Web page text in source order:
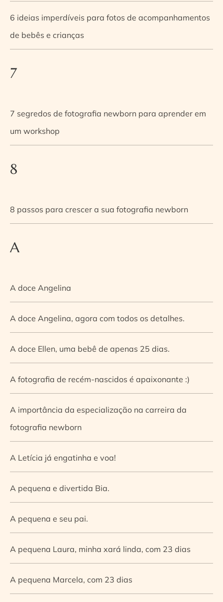
6 ideias imperdíveis para fotos de acompanhamentos
de bebês e crianças
7
7 segredos de fotografia newborn para aprender em
um workshop
8
8 passos para crescer a sua fotografia newborn
A
A doce Angelina
A doce Angelina, agora com todos os detalhes.
A doce Ellen, uma bebê de apenas 25 dias.
A fotografia de recém-nascidos é apaixonante :)
A importância da especialização na carreira da
fotografia newborn
A Letícia já engatinha e voa!
A pequena e divertida Bia.
A pequena e seu pai.
A pequena Laura, minha xará linda, com 23 dias
A pequena Marcela, com 23 dias